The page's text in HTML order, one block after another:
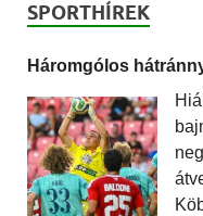
SPORTHÍREK
Háromgólos